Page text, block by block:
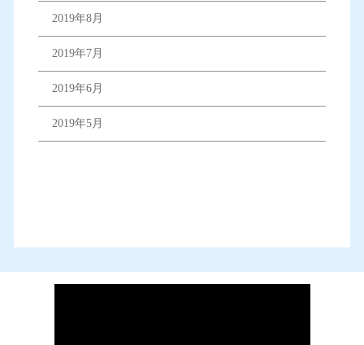
2019年8月
2019年7月
2019年6月
2019年5月